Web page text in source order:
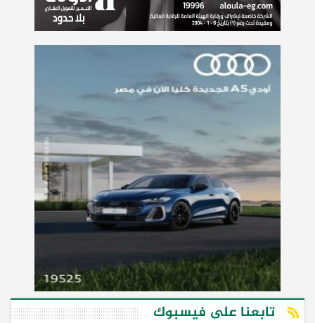
تابعنا على فيسبوك